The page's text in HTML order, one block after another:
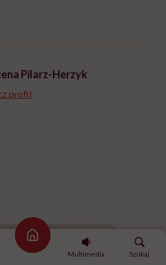
Strona główna
Multimedia
Szukaj
Pilarz-Herzyk
profil